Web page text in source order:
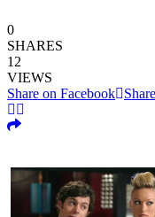
0
SHARES
12
VIEWS
Share on Facebook